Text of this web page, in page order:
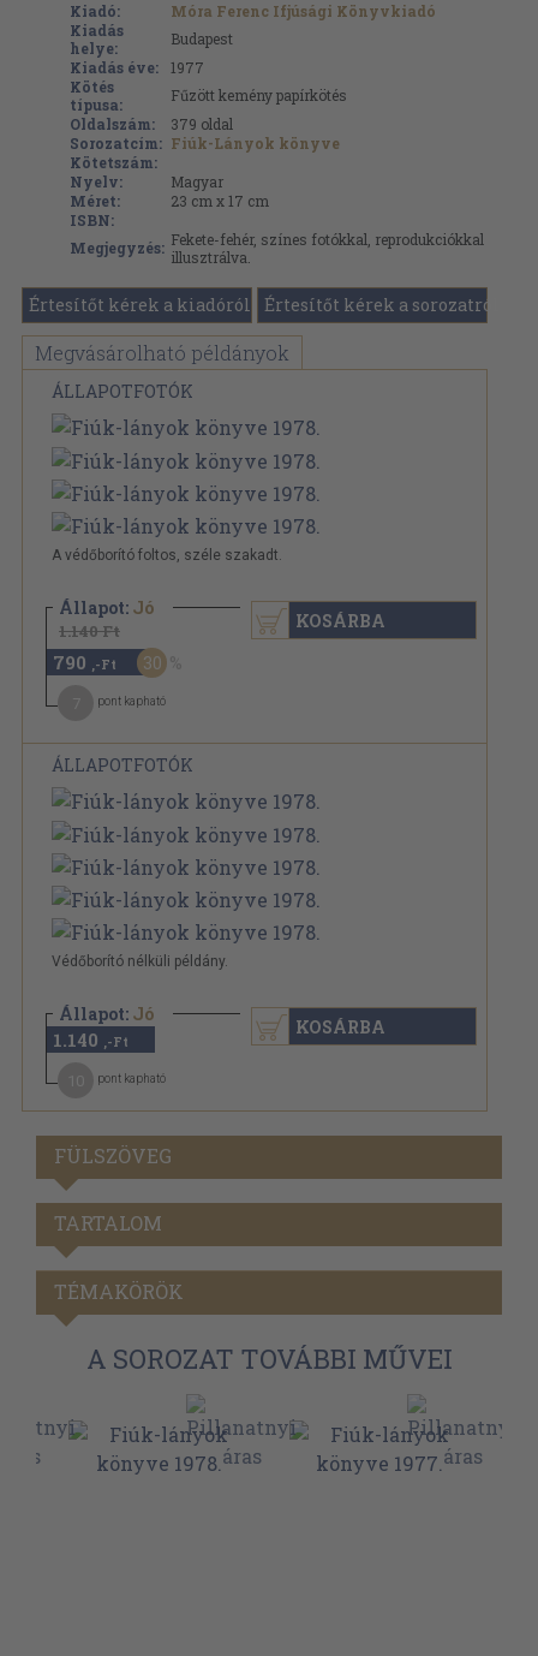
Kiadó:
Móra Ferenc Ifjúsági Könyvkiadó
Kiadás
helye:
Budapest
Kiadás éve:
1977
Kötés
típusa:
Fűzött kemény papírkötés
Oldalszám:
379 oldal
Sorozatcím: Fiúk-Lányok könyve
Kötetszám:
Nyelv:
Magyar
Méret:
23 cm x 17 cm
ISBN:
Megjegyzés: Fekete-fehér, színes fotókkal, reprodukciókkal
illusztrálva.
Értesítőt kérek a kiadóról Értesítőt kérek a sorozatról
Megvásárolható példányok
ÁLLAPOTFOTÓK
A védőborító foltos, széle szakadt.
Állapot: Jó
1.140 Ft
790 ,-Ft 30
pont kapható
KOSÁRBA
ÁLLAPOTFOTÓK
Védőborító nélküli példány.
Állapot: Jó
1.140 ,-Ft
pont kapható
KOSÁRBA
FÜLSZÖVEG
TARTALOM
TÉMAKÖRÖK
A SOROZAT TOVÁBBI MŰVEI